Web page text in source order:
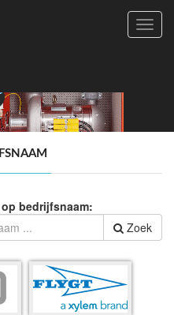
bedrijfsnaam:
Zoek